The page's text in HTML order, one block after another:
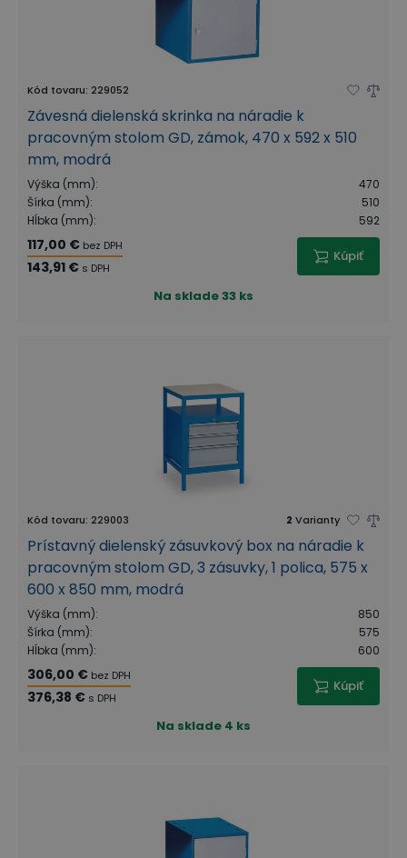
Kód tovaru: 229052
Závesná dielenská skrinka na náradie k
pracovným stolom GD, zámok, 470 x 592 x 510
mm, modrá
Výška (mm):
470
Šírka (mm):
510
Hĺbka (mm): 592
117,00 € bez DPH
143,91 € s DPH
Kúpiť
Na sklade33 ks
Kód tovaru: 229003 2 Varianty
Prístavný dielenský zásuvkový box na náradie k
pracovným stolom GD, 3 zásuvky, 1 polica, 575 x
600 x 850 mm, modrá
Výška (mm):
850
Šírka (mm):
575
Hĺbka (mm): 600
306,00 € bez DPH
376,38 € s DPH
Kúpiť
Na sklade 4 ks